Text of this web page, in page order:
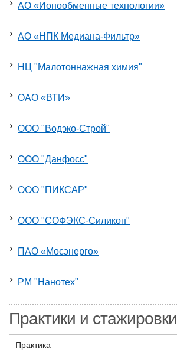
АО «Ионообменные технологии»
АО «НПК Медиана-Фильтр»
НЦ "Малотоннажная химия"
ОАО «ВТИ»
ООО "Водэко-Строй"
ООО "Данфосс"
ООО "ПИКСАР"
ООО "СОФЭКС-Силикон"
ПАО «Мосэнерго»
РМ "Нанотех"
Практики и стажировки
Практика